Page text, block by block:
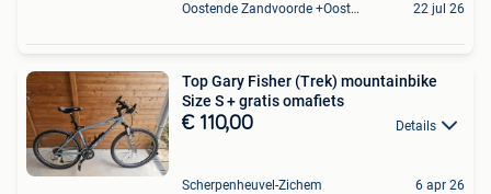
Oostende Zandvoorde +Oostende 22 jul 26
Top Gary Fisher (Trek) mountainbike
Size S + gratis omafiets
€ 110,00 Details
Scherpenheuvel-Zichem 6 apr 26